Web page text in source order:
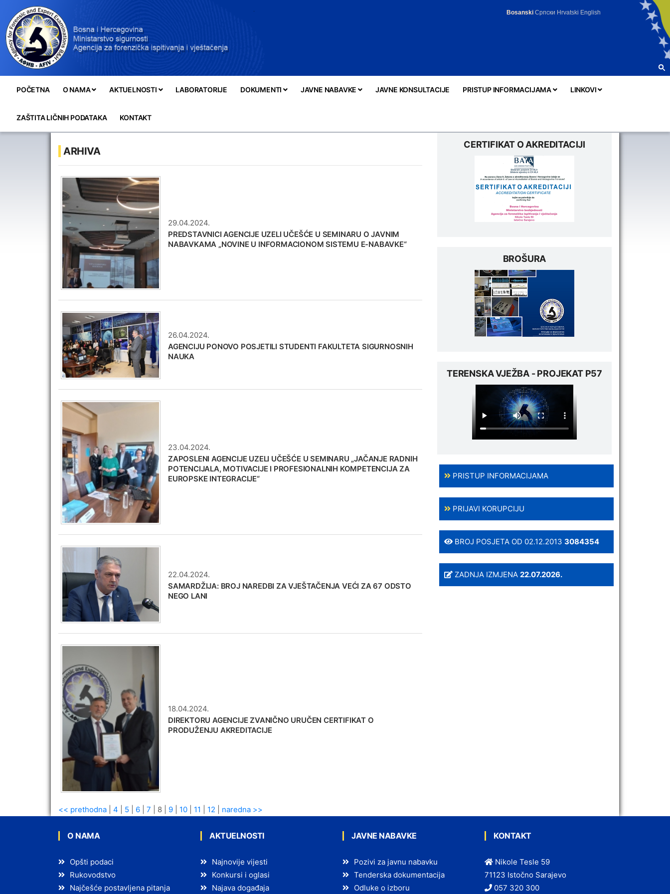
Bosanski Српски Hrvatski English
POČETNA O NAMA AKTUELNOSTI LABORATORIJE DOKUMENTI JAVNE NABAVKE JAVNE KONSULTACIJE PRISTUP INFORMACIJAMA LINKOVI
ZAŠTITA LIČNIH PODATAKA KONTAKT
ARHIVA
29.04.2024.
PREDSTAVNICI AGENCIJE UZELI UČEŠĆE U SEMINARU O JAVNIM
NABAVKAMA „NOVINE U INFORMACIONOM SISTEMU E-NABAVKE“
26.04.2024.
AGENCIJU PONOVO POSJETILI STUDENTI FAKULTETA SIGURNOSNIH
NAUKA
23.04.2024.
ZAPOSLENI AGENCIJE UZELI UČEŠĆE U SEMINARU „JAČANJE RADNIH
POTENCIJALA, MOTIVACIJE I PROFESIONALNIH KOMPETENCIJA ZA
EUROPSKE INTEGRACIJE“
22.04.2024.
SAMARDŽIJA: BROJ NAREDBI ZA VJEŠTAČENЈA VEĆI ZA 67 ODSTO
NEGO LANI
18.04.2024.
DIREKTORU AGENCIJE ZVANIČNO URUČEN CERTIFIKAT O
PRODUŽENJU AKREDITACIJE
<< prethodna 4 5 6 7 8 9 10 11 12 naredna >>
CERTIFIKAT O AKREDITACIJI
BROŠURA
TERENSKA VJEŽBA - PROJEKAT P57
PRISTUP INFORMACIJAMA
PRIJAVI KORUPCIJU
BROJ POSJETA OD 02.12.2013 3084354
ZADNJA IZMJENA 22.07.2026.
O NAMA
Opšti podaci
Rukovodstvo
Najčešće postavljena pitanja
AKTUELNOSTI
Najnovije vijesti
Konkursi i oglasi
Najava događaja
JAVNE NABAVKE
Pozivi za javnu nabavku
Tenderska dokumentacija
Odluke o izboru
KONTAKT
Nikole Tesle 59
71123 Istočno Sarajevo
057 320 300